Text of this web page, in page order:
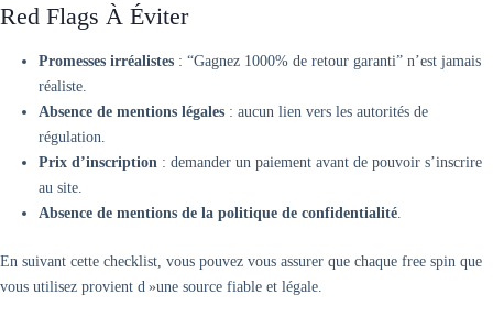
Red Flags À Éviter
Promesses irréalistes : “Gagnez 1000% de retour garanti” n’est jamais
réaliste.
Absence de mentions légales : aucun lien vers les autorités de
régulation.
Prix d’inscription : demander un paiement avant de pouvoir s’inscrire
au site.
Absence de mentions de la politique de confidentialité.
En suivant cette checklist, vous pouvez vous assurer que chaque free spin que
vous utilisez provient d »une source fiable et légale.